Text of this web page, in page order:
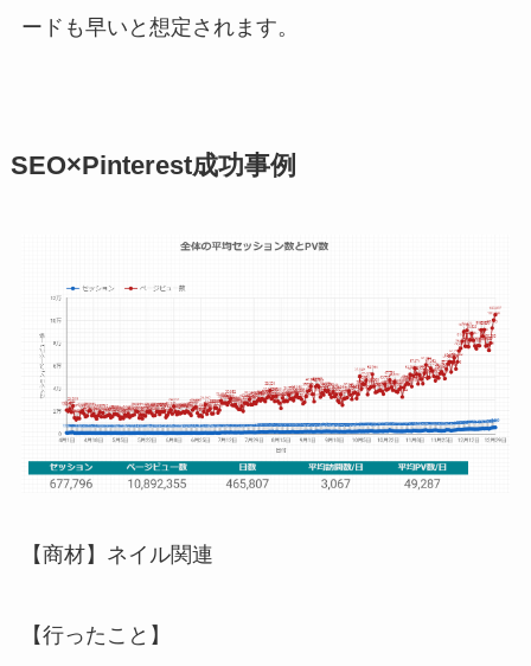
ードも早いと想定されます。
SEO×Pinterest成功事例
【商材】ネイル関連
【行ったこと】